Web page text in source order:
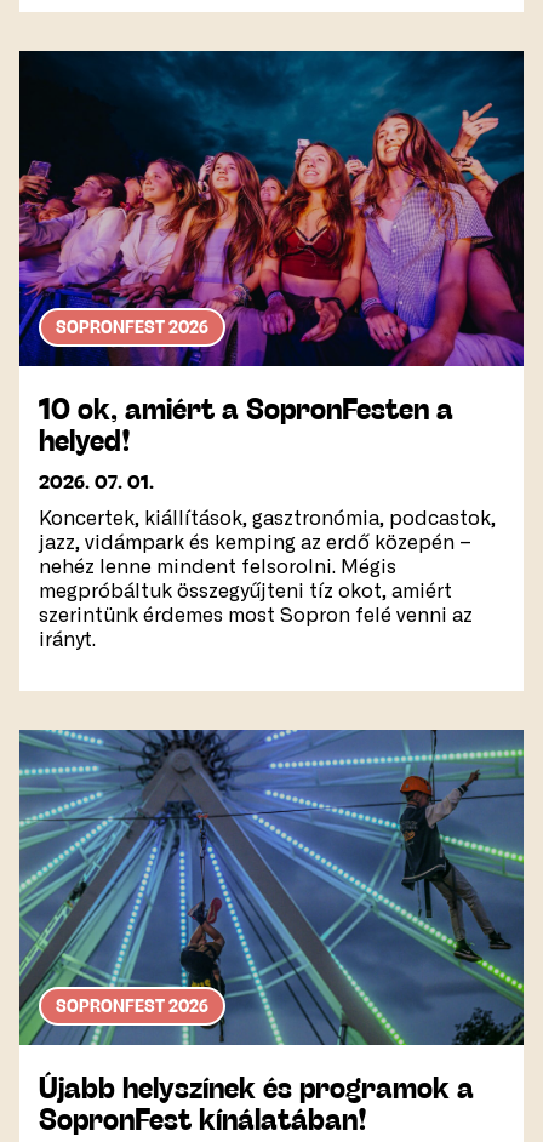
SOPRONFEST 2026
10 ok, amiért a SopronFesten a
helyed!
2026. 07. 01.
Koncertek, kiállítások, gasztronómia, podcastok,
jazz, vidámpark és kemping az erdő közepén –
nehéz lenne mindent felsorolni. Mégis
megpróbáltuk összegyűjteni tíz okot, amiért
szerintünk érdemes most Sopron felé venni az
irányt.
SOPRONFEST 2026
Újabb helyszínek és programok a
SopronFest kínálatában!